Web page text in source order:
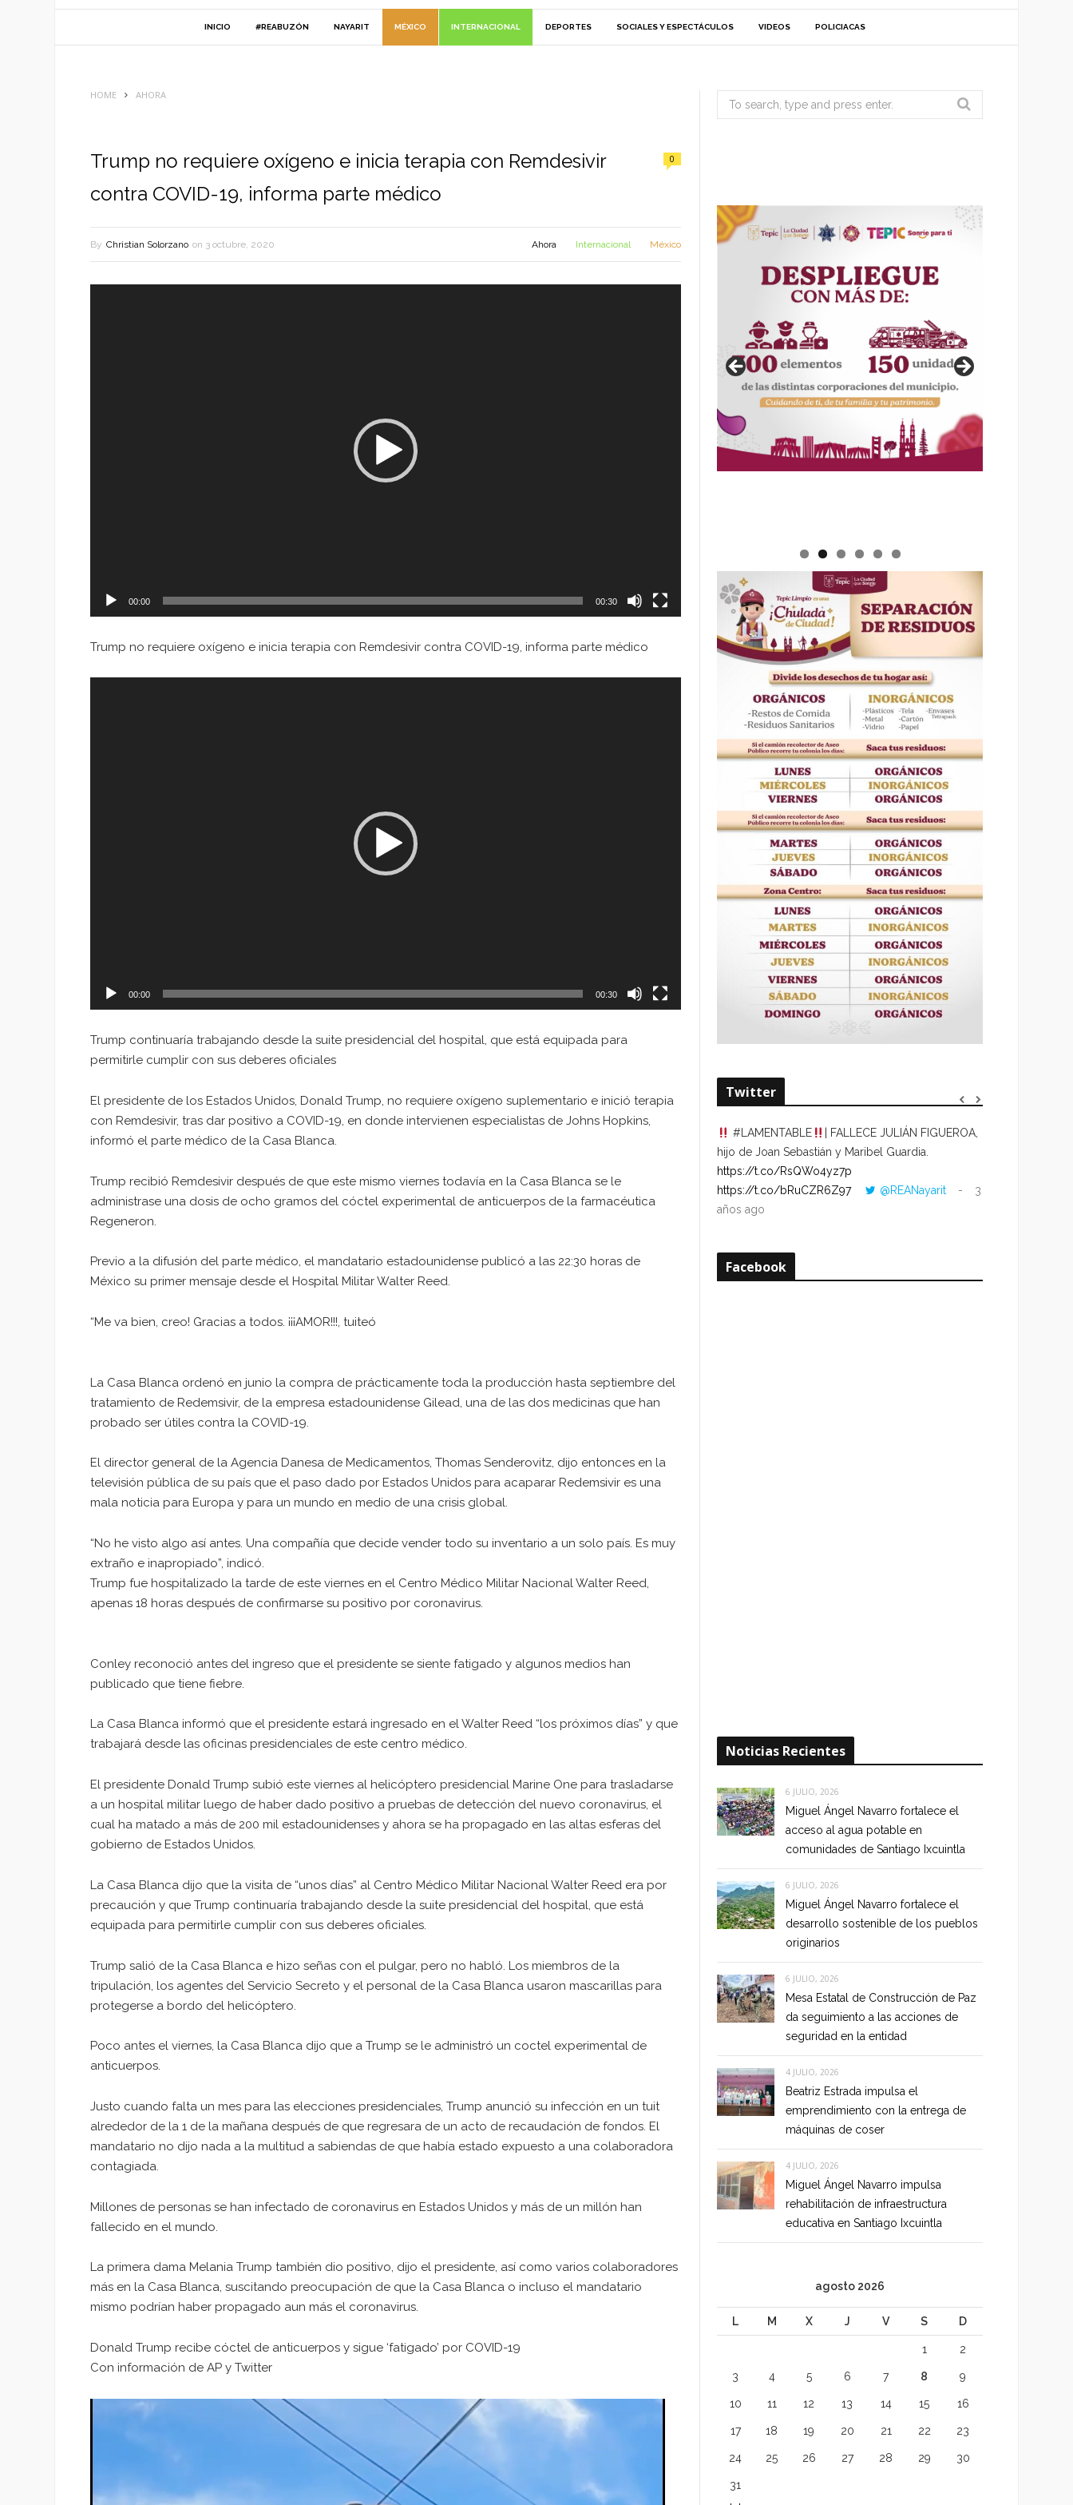
INICIO #REABUZÓN NAYARIT MÉXICO INTERNACIONAL DEPORTES SOCIALES Y ESPECTÁCULOS VIDEOS POLICIACAS
HOME AHORA
Trump no requiere oxígeno e inicia terapia con Remdesivir
contra COVID-19, informa parte médico
0
By Christian Solorzano on 3 octubre, 2020 Ahora Internacional México
00:00 00:30
Trump no requiere oxígeno e inicia terapia con Remdesivir contra COVID-19, informa parte médico
00:00 00:30
Trump continuaría trabajando desde la suite presidencial del hospital, que está equipada para
permitirle cumplir con sus deberes oficiales
El presidente de los Estados Unidos, Donald Trump, no requiere oxígeno suplementario e inició terapia
con Remdesivir, tras dar positivo a COVID-19, en donde intervienen especialistas de Johns Hopkins,
informó el parte médico de la Casa Blanca.
Trump recibió Remdesivir después de que este mismo viernes todavía en la Casa Blanca se le
administrase una dosis de ocho gramos del cóctel experimental de anticuerpos de la farmacéutica
Regeneron.
Previo a la difusión del parte médico, el mandatario estadounidense publicó a las 22:30 horas de
México su primer mensaje desde el Hospital Militar Walter Reed.
“Me va bien, creo! Gracias a todos. ¡¡¡AMOR!!!, tuiteó
La Casa Blanca ordenó en junio la compra de prácticamente toda la producción hasta septiembre del
tratamiento de Redemsivir, de la empresa estadounidense Gilead, una de las dos medicinas que han
probado ser útiles contra la COVID-19.
El director general de la Agencia Danesa de Medicamentos, Thomas Senderovitz, dijo entonces en la
televisión pública de su país que el paso dado por Estados Unidos para acaparar Redemsivir es una
mala noticia para Europa y para un mundo en medio de una crisis global.
“No he visto algo así antes. Una compañía que decide vender todo su inventario a un solo país. Es muy
extraño e inapropiado”, indicó.
Trump fue hospitalizado la tarde de este viernes en el Centro Médico Militar Nacional Walter Reed,
apenas 18 horas después de confirmarse su positivo por coronavirus.
Conley reconoció antes del ingreso que el presidente se siente fatigado y algunos medios han
publicado que tiene fiebre.
La Casa Blanca informó que el presidente estará ingresado en el Walter Reed “los próximos días” y que
trabajará desde las oficinas presidenciales de este centro médico.
El presidente Donald Trump subió este viernes al helicóptero presidencial Marine One para trasladarse
a un hospital militar luego de haber dado positivo a pruebas de detección del nuevo coronavirus, el
cual ha matado a más de 200 mil estadounidenses y ahora se ha propagado en las altas esferas del
gobierno de Estados Unidos.
La Casa Blanca dijo que la visita de “unos días” al Centro Médico Militar Nacional Walter Reed era por
precaución y que Trump continuaría trabajando desde la suite presidencial del hospital, que está
equipada para permitirle cumplir con sus deberes oficiales.
Trump salió de la Casa Blanca e hizo señas con el pulgar, pero no habló. Los miembros de la
tripulación, los agentes del Servicio Secreto y el personal de la Casa Blanca usaron mascarillas para
protegerse a bordo del helicóptero.
Poco antes el viernes, la Casa Blanca dijo que a Trump se le administró un coctel experimental de
anticuerpos.
Justo cuando falta un mes para las elecciones presidenciales, Trump anunció su infección en un tuit
alrededor de la 1 de la mañana después de que regresara de un acto de recaudación de fondos. El
mandatario no dijo nada a la multitud a sabiendas de que había estado expuesto a una colaboradora
contagiada.
Millones de personas se han infectado de coronavirus en Estados Unidos y más de un millón han
fallecido en el mundo.
La primera dama Melania Trump también dio positivo, dijo el presidente, así como varios colaboradores
más en la Casa Blanca, suscitando preocupación de que la Casa Blanca o incluso el mandatario
mismo podrían haber propagado aun más el coronavirus.
Donald Trump recibe cóctel de anticuerpos y sigue ‘fatigado’ por COVID-19
Con información de AP y Twitter
Reproductor
Search
for:
Twitter
#LAMENTABLE
| FALLECE JULIÁN FIGUEROA,
hijo de Joan Sebastián y Maribel Guardia.
https://t.co/RsQWo4yz7p
https://t.co/bRuCZR6Z97
@REANayarit
3
años ago
Facebook
Noticias Recientes
6 JULIO, 2026
Miguel Ángel Navarro fortalece el
acceso al agua potable en
comunidades de Santiago Ixcuintla
6 JULIO, 2026
Miguel Ángel Navarro fortalece el
desarrollo sostenible de los pueblos
originarios
6 JULIO, 2026
Mesa Estatal de Construcción de Paz
da seguimiento a las acciones de
seguridad en la entidad
4 JULIO, 2026
Beatriz Estrada impulsa el
emprendimiento con la entrega de
máquinas de coser
4 JULIO, 2026
Miguel Ángel Navarro impulsa
rehabilitación de infraestructura
educativa en Santiago Ixcuintla
agosto 2026
L M X J V S D
1 2
3 4 5 6 7 8 9
10 11 12 13 14 15 16
17 18 19 20 21 22 23
24 25 26 27 28 29 30
31